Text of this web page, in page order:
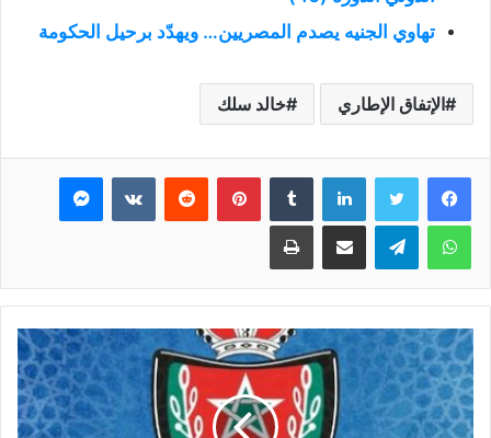
تهاوي الجنيه يصدم المصريين… ويهدّد برحيل الحكومة
الإتفاق الإطاري خالد سلك
فيسبوك تويتر لينكدإن بينتيريست ماسنجر
واتساب تيلقرام مشاركة عبر البريد طباعة